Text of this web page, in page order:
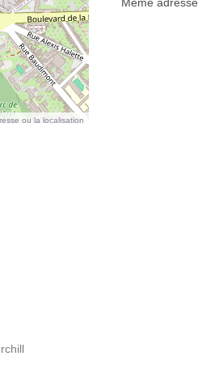
ou la localisation